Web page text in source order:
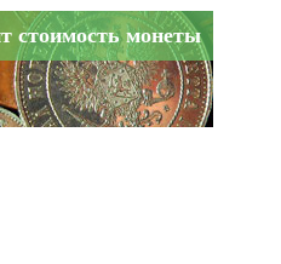
стоимость монеты